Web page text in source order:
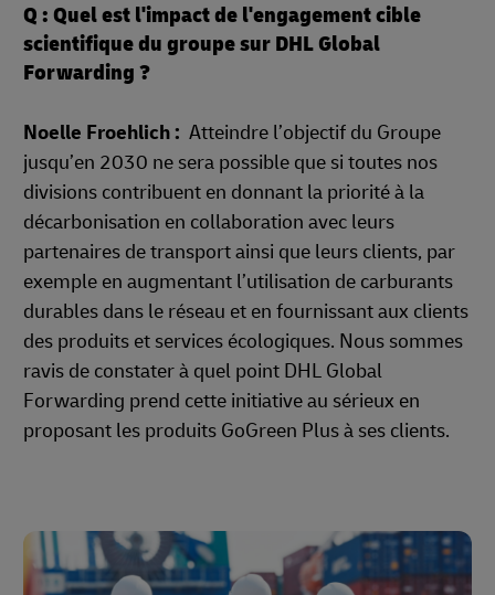
Q : Quel est l'impact de l'engagement cible
scientifique du groupe sur DHL Global
Forwarding ?
Noelle Froehlich : Atteindre l’objectif du Groupe
jusqu’en 2030 ne sera possible que si toutes nos
divisions contribuent en donnant la priorité à la
décarbonisation en collaboration avec leurs
partenaires de transport ainsi que leurs clients, par
exemple en augmentant l’utilisation de carburants
durables dans le réseau et en fournissant aux clients
des produits et services écologiques. Nous sommes
ravis de constater à quel point DHL Global
Forwarding prend cette initiative au sérieux en
proposant les produits GoGreen Plus à ses clients.